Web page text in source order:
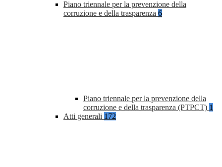
Piano triennale per la prevenzione della
corruzione e della trasparenza 6
Piano triennale per la prevenzione della
corruzione e della trasparenza (PTPCT) 1
Atti generali 172